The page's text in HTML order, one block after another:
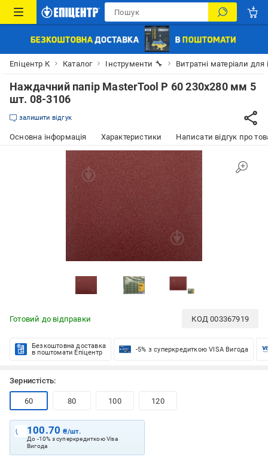
Епіцентр К Каталог Інструменти 🔧 Витратні матеріали для
Наждачний папір MasterTool Р 60 230x280 мм 5
шт. 08-3106
залишити відгук
Основна інформація Характеристики Написати відгук про
Готовий до відправки КОД003367919
Безкоштовна доставка
в поштомати Епіцентр
-5% з суперкредиткою VISA Вигода
Зернистість:
60 80 100 120
100.70₴/шт.
До -10% з суперкредиткою Visa
Вигода